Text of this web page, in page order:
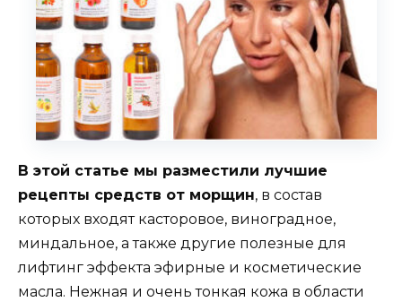
В этой статье мы разместили лучшие
рецепты средств от морщин, в состав
которых входят касторовое, виноградное,
миндальное, а также другие полезные для
лифтинг эффекта эфирные и косметические
масла. Нежная и очень тонкая кожа в области